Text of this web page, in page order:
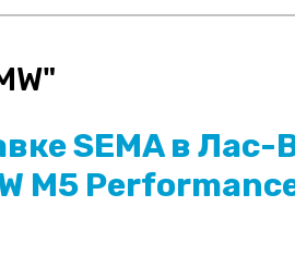
"
SEMA в Лас-
M5